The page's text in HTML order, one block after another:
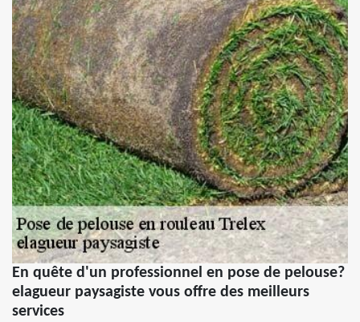
En quête d'un professionnel en pose de pelouse?
elagueur paysagiste vous offre des meilleurs
services